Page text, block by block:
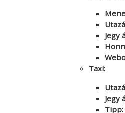
Jegy
Taxi:
Jegy
Tipp: